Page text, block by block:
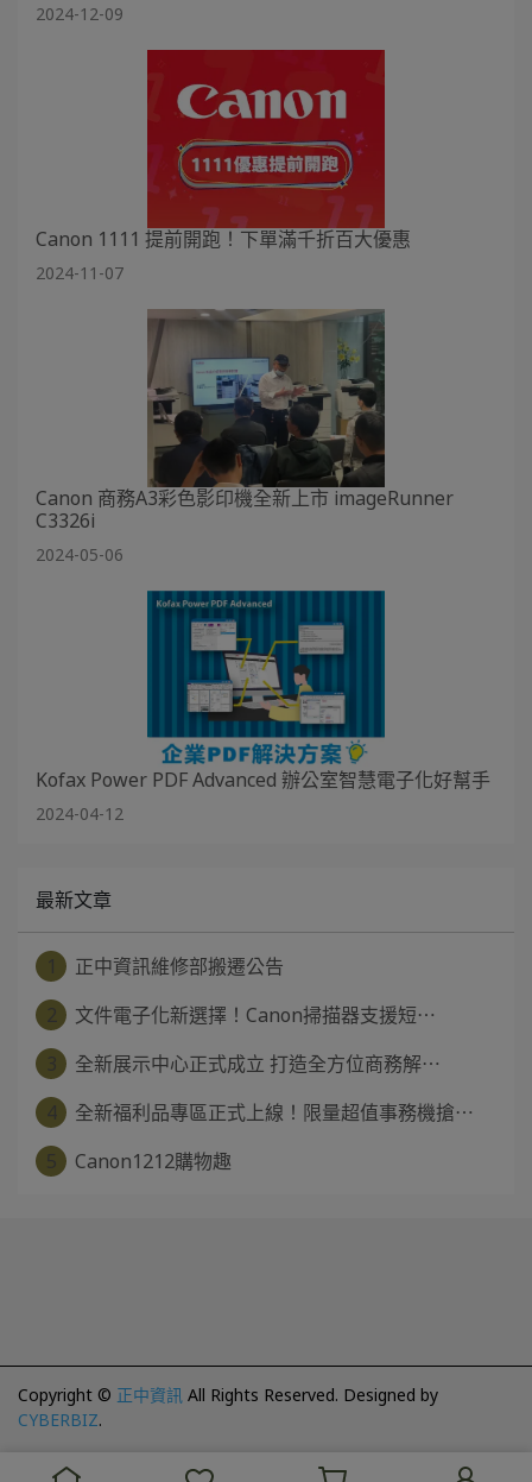
2024-12-09
Canon 1111 提前開跑！下單滿千折百大優惠
2024-11-07
Canon 商務A3彩色影印機全新上市 imageRunner
C3326i
2024-05-06
Kofax Power PDF Advanced 辦公室智慧電子化好幫手
2024-04-12
最新文章
正中資訊維修部搬遷公告
文件電子化新選擇！Canon掃描器支援短⋯
全新展示中心正式成立 打造全方位商務解⋯
全新福利品專區正式上線！限量超值事務機搶⋯
Canon1212購物趣
Copyright © 正中資訊 All Rights Reserved. Designed by
CYBERBIZ.